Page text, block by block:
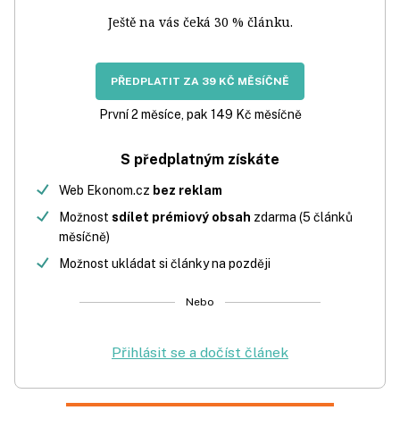
Ještě na vás čeká 30 % článku.
PŘEDPLATIT ZA 39 KČ MĚSÍČNĚ
První 2 měsíce, pak 149 Kč měsíčně
S předplatným získáte
Web Ekonom.cz bez reklam
Možnost sdílet prémiový obsah zdarma (5 článků
měsíčně)
Možnost ukládat si články na později
Nebo
Přihlásit se a dočíst článek